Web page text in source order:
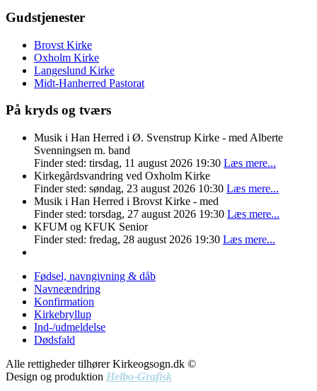
Gudstjenester
Brovst Kirke
Oxholm Kirke
Langeslund Kirke
Midt-Hanherred Pastorat
På kryds og tværs
Musik i Han Herred i Ø. Svenstrup Kirke - med Alberte
Svenningsen m. band
Finder sted: tirsdag, 11 august 2026 19:30 Læs mere...
Kirkegårdsvandring ved Oxholm Kirke
Finder sted: søndag, 23 august 2026 10:30 Læs mere...
Musik i Han Herred i Brovst Kirke - med
Finder sted: torsdag, 27 august 2026 19:30 Læs mere...
KFUM og KFUK Senior
Finder sted: fredag, 28 august 2026 19:30 Læs mere...
Fødsel, navngivning & dåb
Navneændring
Konfirmation
Kirkebryllup
Ind-/udmeldelse
Dødsfald
Alle rettigheder tilhører Kirkeogsogn.dk ©
Design og produktion Helbo-Grafisk